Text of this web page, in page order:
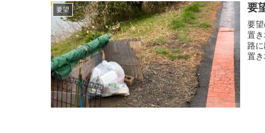
要望 要
要
置
路
置